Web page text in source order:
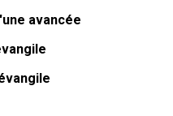
avancée